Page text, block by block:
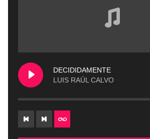
DECIDIDAMENTE
LUIS RAÚL CALVO